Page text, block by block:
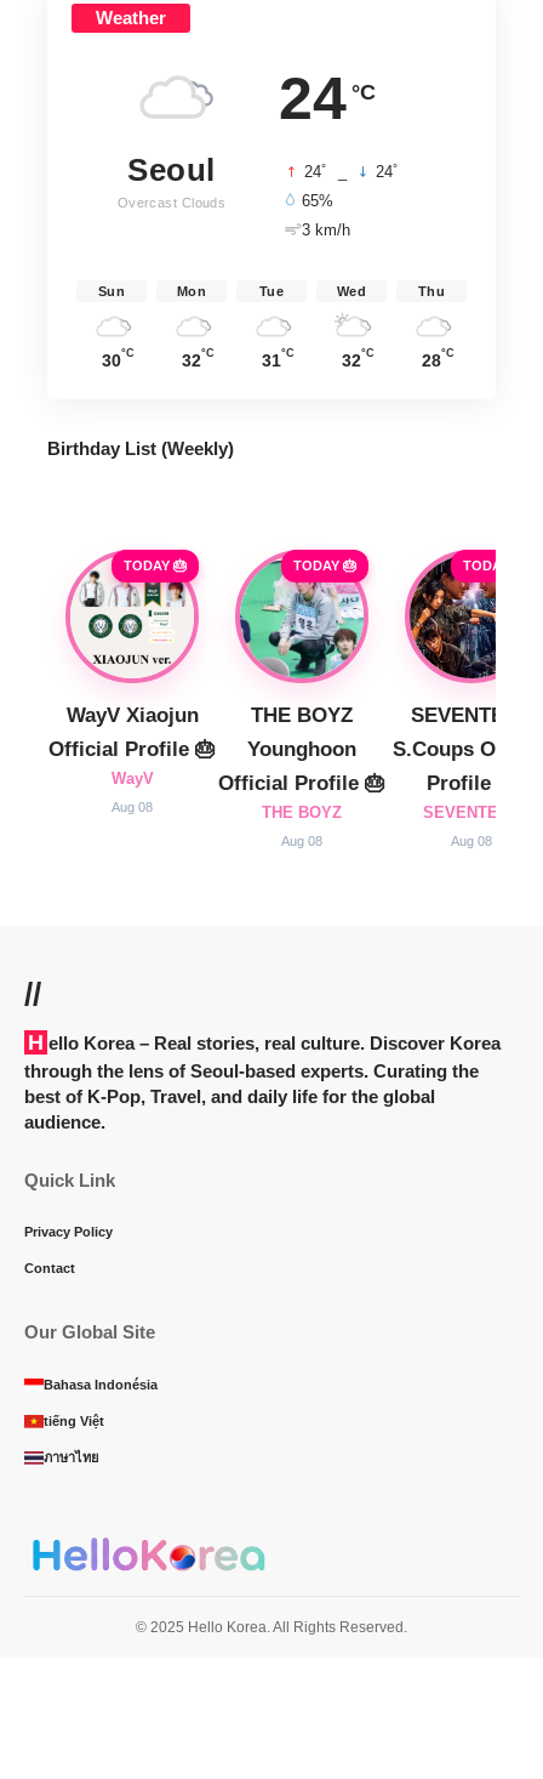
Weather
24 °C
Seoul
Overcast Clouds
24° 24°
65%
3 km/h
Sun
30°C
Mon
32°C
Tue
31°C
Wed
32°C
Thu
28°C
Birthday List (Weekly)
TODAY 🎂
WayV Xiaojun
Official Profile 🎂
WayV
Aug 08
TODAY 🎂
THE BOYZ
Younghoon
Official Profile 🎂
THE BOYZ
Aug 08
TODAY 🎂
SEVENTEEN
S.Coups
Profile 🎂
SEVENTEEN
Aug 08
//
Hello Korea– Real stories, real culture. Discover Korea
through the lens of Seoul-based experts. Curating the
best of K-Pop, Travel, and daily life for the global
audience.
Quick Link
Privacy Policy
Contact
Our Global Site
Bahasa Indonésia
tiếng Việt
ภาษาไทย
© 2025 Hello Korea. All Rights Reserved.